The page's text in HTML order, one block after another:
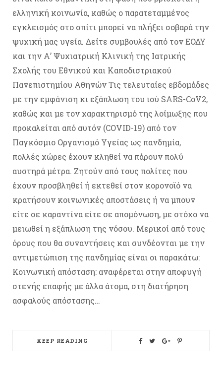
ελληνική κοινωνία, καθώς ο παρατεταμμένος
εγκλεισμός στο σπίτι μπορεί να πλήξει σοβαρά την
ψυχική μας υγεία. Δείτε συμβουλές από τον ΕΟΔΥ
και την Α’ Ψυχιατρική Κλινική της Ιατρικής
Σχολής του Εθνικού και Καποδιστριακού
Πανεπιστημίου Αθηνών Τις τελευταίες εβδομάδες
με την εμφάνιση κι εξάπλωση του ιού SARS-CoV2,
καθώς και με τον χαρακτηρισμό της λοίμωξης που
προκαλείται από αυτόν (COVID-19) από τον
Παγκόσμιο Οργανισμό Υγείας ως πανδημία,
πολλές χώρες έχουν κληθεί να πάρουν πολύ
αυστηρά μέτρα. Ζητούν από τους πολίτες που
έχουν προσβληθεί ή εκτεθεί στον κορονοϊό να
κρατήσουν κοινωνικές αποστάσεις ή να μπουν
είτε σε καραντίνα είτε σε απομόνωση, με στόχο να
μειωθεί η εξάπλωση της νόσου. Μερικοί από τους
όρους που θα συναντήσεις και συνδέονται με την
αντιμετώπιση της πανδημίας είναι οι παρακάτω:
Κοινωνική απόσταση: αναφέρεται στην αποφυγή
στενής επαφής με άλλα άτομα, στη διατήρηση
ασφαλούς απόστασης…
KEEP READING